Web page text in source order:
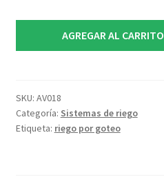
y
microtubos
cantidad
AGREGAR AL CARRITO
SKU: AV018
Categoría: Sistemas de riego
Etiqueta: riego por goteo